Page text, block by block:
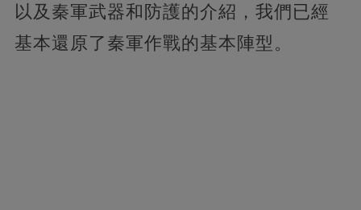
以及秦軍武器和防護的介紹，我們已經
基本還原了秦軍作戰的基本陣型。